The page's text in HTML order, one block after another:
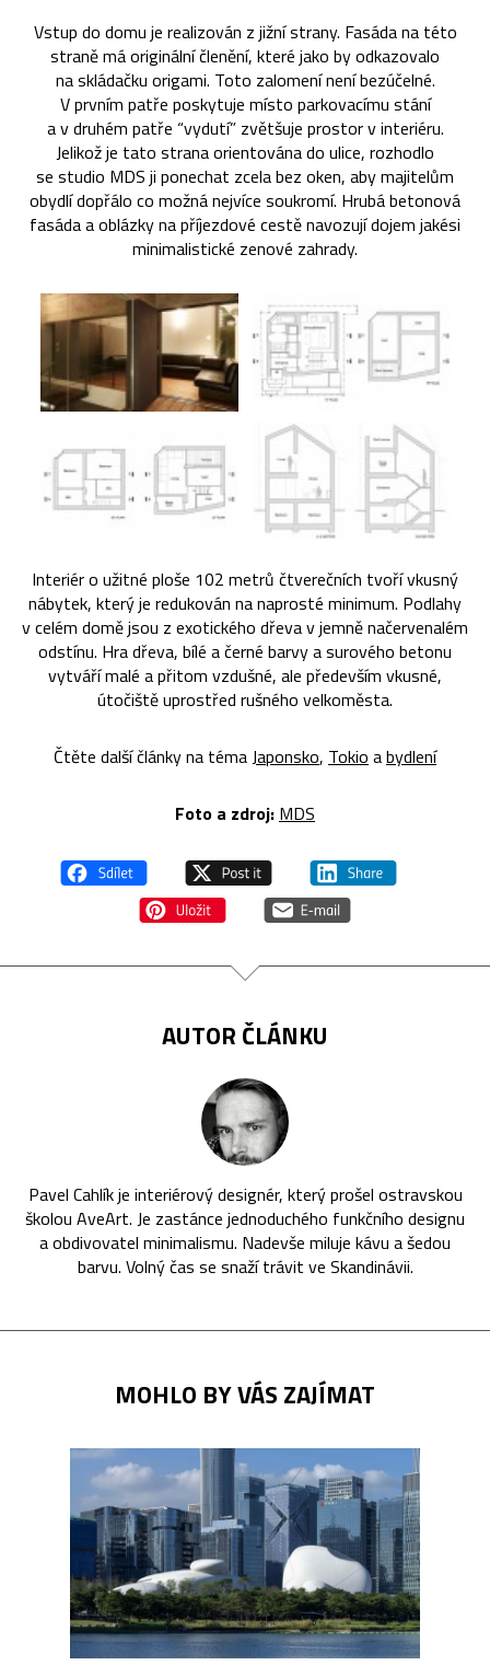
Vstup do domu je realizován z jižní strany. Fasáda na této
straně má originální členění, které jako by odkazovalo
na skládačku origami. Toto zalomení není bezúčelné.
V prvním patře poskytuje místo parkovacímu stání
a v druhém patře “vydutí” zvětšuje prostor v interiéru.
Jelikož je tato strana orientována do ulice, rozhodlo
se studio MDS ji ponechat zcela bez oken, aby majitelům
obydlí dopřálo co možná nejvíce soukromí. Hrubá betonová
fasáda a oblázky na příjezdové cestě navozují dojem jakési
minimalistické zenové zahrady.
Interiér o užitné ploše 102 metrů čtverečních tvoří vkusný
nábytek, který je redukován na naprosté minimum. Podlahy
v celém domě jsou z exotického dřeva v jemně načervenalém
odstínu. Hra dřeva, bílé a černé barvy a surového betonu
vytváří malé a přitom vzdušné, ale především vkusné,
útočiště uprostřed rušného velkoměsta.
Čtěte další články na témaJaponsko, Tokio abydlení
Foto a zdroj: MDS
AUTOR ČLÁNKU
Pavel Cahlík je interiérový designér, který prošel ostravskou
školou AveArt. Je zastánce jednoduchého funkčního designu
a obdivovatel minimalismu. Nadevše miluje kávu a šedou
barvu. Volný čas se snaží trávit ve Skandinávii.
MOHLO BY VÁS ZAJÍMAT